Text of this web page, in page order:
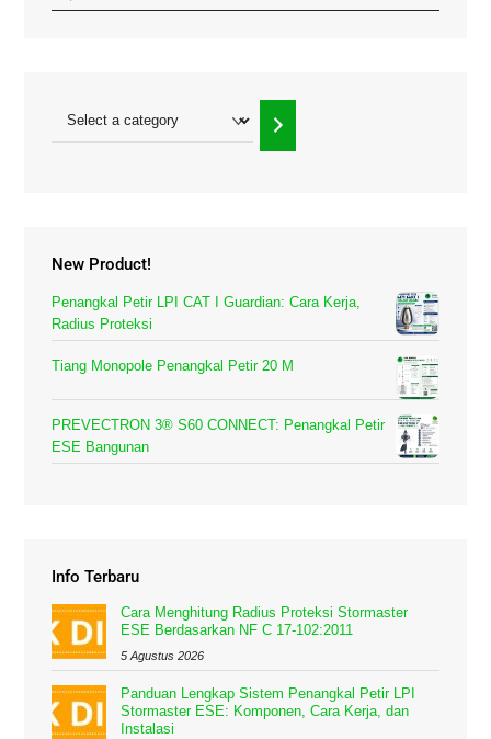
New Product!
Penangkal Petir LPI CAT I Guardian: Cara Kerja,
Radius Proteksi
Tiang Monopole Penangkal Petir 20 M
PREVECTRON 3® S60 CONNECT: Penangkal Petir
ESE Bangunan
Info Terbaru
Cara Menghitung Radius Proteksi Stormaster
ESE Berdasarkan NF C 17-102:2011
5 Agustus 2026
Panduan Lengkap Sistem Penangkal Petir LPI
Stormaster ESE: Komponen, Cara Kerja, dan
Instalasi